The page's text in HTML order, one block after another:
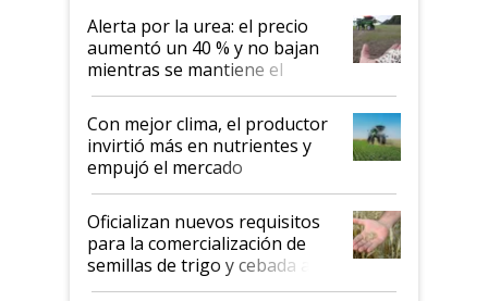
Alerta por la urea: el precio
aumentó un 40 % y no bajan
mientras se mantiene el
conflicto en Medio Oriente
Con mejor clima, el productor
invirtió más en nutrientes y
empujó el mercado
Oficializan nuevos requisitos
para la comercialización de
semillas de trigo y cebada a
granel